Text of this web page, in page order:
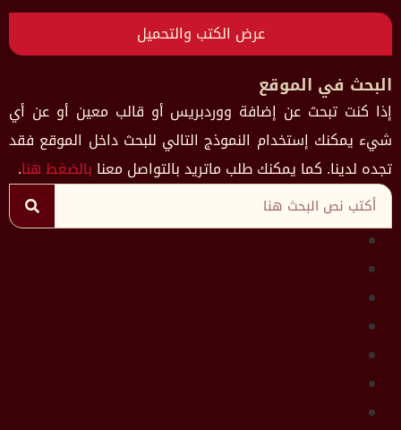
عرض الكتب والتحميل
البحث في الموقع
إذا كنت تبحث عن إضافة ووردبريس أو قالب معين أو عن أي
شيء يمكنك إستخدام النموذج التالي للبحث داخل الموقع فقد
تجده لدينا. كما يمكنك طلب ماتريد بالتواصل معنا بالضغط هنا.